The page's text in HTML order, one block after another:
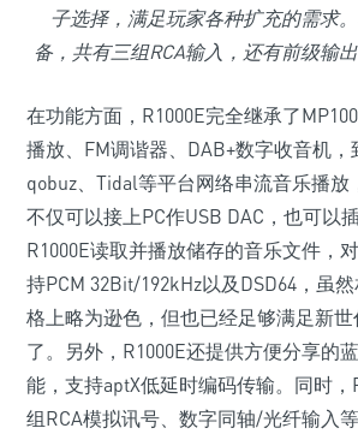
子选择，满足玩家各种扩充的需求
备，共有三组RCA输入，还有前级输
在功能方面，R1000E完全继承了
播放、FM调谐器、DAB+数字收音机，
qobuz、Tidal等平台网络串流音乐播放
不仅可以接上PC作USB DAC，也可以
R1000E读取并播放储存的音乐文件，
持PCM 32Bit/192kHz以及DSD64，虽
格上略为逊色，但也已经足够满足新
了。另外，R1000E还提供方便分享的
能，支持aptX低延时编码传输。同时，
组RCA模拟讯号、数字同轴/光纤输入